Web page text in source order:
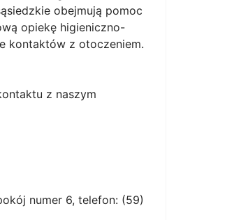
obejmują pomoc
opiekę higieniczno-
kontaktów z otoczeniem.
z naszym
numer 6, telefon: (59)